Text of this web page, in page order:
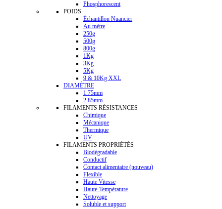
Phosphorescent
POIDS
Échantillon Nuancier
Au mètre
250g
500g
800g
1Kg
3Kg
5Kg
9 & 10Kg XXL
DIAMÈTRE
1.75mm
2.85mm
FILAMENTS RÉSISTANCES
Chimique
Mécanique
Thermique
UV
FILAMENTS PROPRIÉTÉS
Biodégradable
Conductif
Contact alimentaire (nouveau)
Flexible
Haute Vitesse
Haute-Température
Nettoyage
Soluble et support